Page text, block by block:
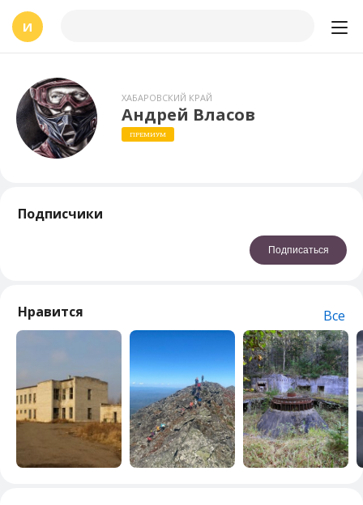
И
ХАБАРОВСКИЙ КРАЙ
Андрей Власов
ПРЕМИУМ
Подписчики
Подписаться
Нравится Все